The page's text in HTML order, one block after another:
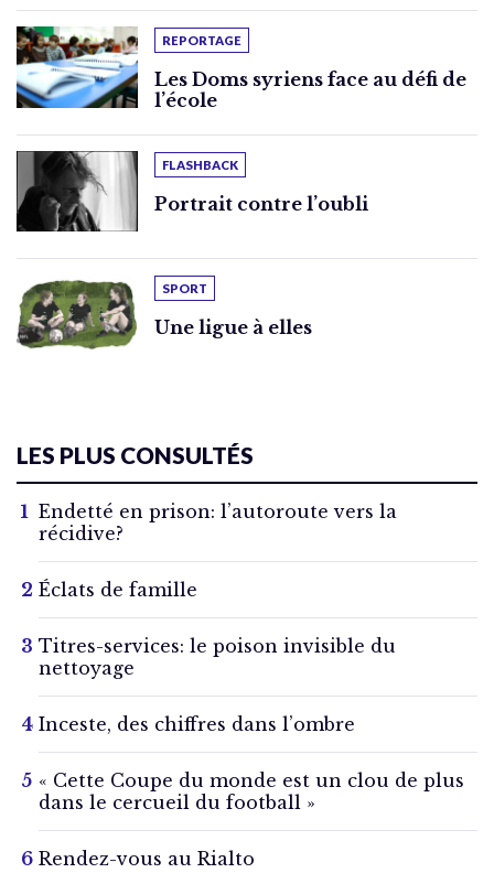
REPORTAGE
Les Doms syriens face au défi de
l’école
FLASHBACK
Portrait contre l’oubli
SPORT
Une ligue à elles
LES PLUS CONSULTÉS
Endetté en prison: l’autoroute vers la
récidive?
Éclats de famille
Titres-services: le poison invisible du
nettoyage
Inceste, des chiffres dans l’ombre
« Cette Coupe du monde est un clou de plus
dans le cercueil du football »
Rendez-vous au Rialto